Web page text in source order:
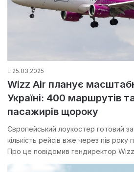
25.03.2025
Wizz Air планує
Україні: 400 маршрутів
пасажирів щороку
Європейський лоукостер готовий
кількість рейсів вже через пів року
Про це повідомив гендиректор